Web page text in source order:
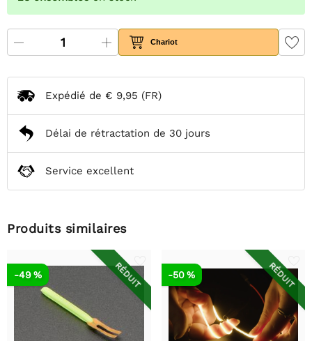
Chariot
Expédié de € 9,95 (FR)
Délai de rétractation de 30 jours
Service excellent
Produits similaires
RÉDUIT
-49 % RÉDUIT
-50 %